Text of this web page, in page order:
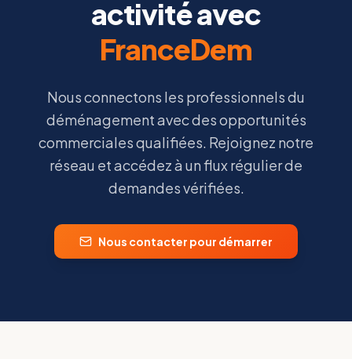
activité avec
FranceDem
Nous connectons les professionnels du
déménagement avec des opportunités
commerciales qualifiées. Rejoignez notre
réseau et accédez à un flux régulier de
demandes vérifiées.
Nous contacter pour démarrer